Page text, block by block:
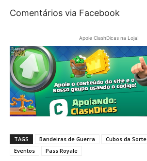
Comentários via Facebook
Apoie ClashDicas na Loja!
TAGS Bandeiras de Guerra Cubos da Sorte
Eventos
Pass Royale